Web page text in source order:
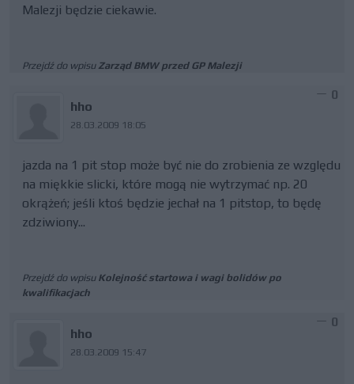
Malezji będzie ciekawie.
Przejdź do wpisu Zarząd BMW przed GP Malezji
hho
28.03.2009 18:05
0
jazda na 1 pit stop może być nie do zrobienia ze względu
na miękkie slicki, które mogą nie wytrzymać np. 20
okrążeń; jeśli ktoś będzie jechał na 1 pitstop, to będę
zdziwiony...
Przejdź do wpisu Kolejność startowa i wagi bolidów po
kwalifikacjach
hho
28.03.2009 15:47
0